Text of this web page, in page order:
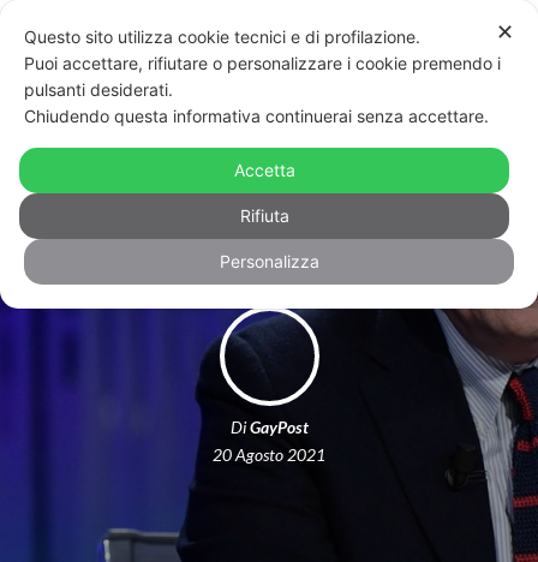
Calenda: “La società si evolve: Roma
riconoscerà le famiglie arcobaleno”
DiGayPost
20 Agosto 2021
✕
Questo sito utilizza cookie tecnici e di profilazione.
Puoi accettare, rifiutare o personalizzare i cookie premendo i
pulsanti desiderati.
Chiudendo questa informativa continuerai senza accettare.
Accetta
Rifiuta
Personalizza